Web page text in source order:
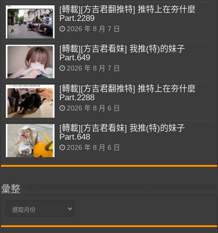
[轉載][方吉君翻推特] 推特上在夯什麼
Part.2289
2026 年 8 月 7 日
[轉載][方吉君看妹] 我推(特)的妹子
Part.649
2026 年 8 月 7 日
[轉載][方吉君翻推特] 推特上在夯什麼
Part.2288
2026 年 8 月 6 日
[轉載][方吉君看妹] 我推(特)的妹子
Part.648
2026 年 8 月 6 日
彙整
彙